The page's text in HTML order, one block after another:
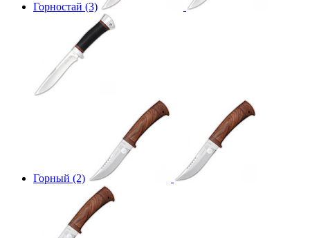
Горностай (3)
Горный (2)